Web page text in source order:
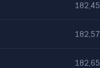
182,45
182,57
182,65